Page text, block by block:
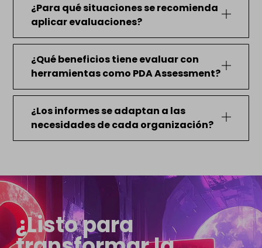
¿Para qué situaciones se recomienda
aplicar evaluaciones?
¿Qué beneficios tiene evaluar con
herramientas como PDA Assessment?
¿Los informes se adaptan a las
necesidades de cada organización?
¿Listo para